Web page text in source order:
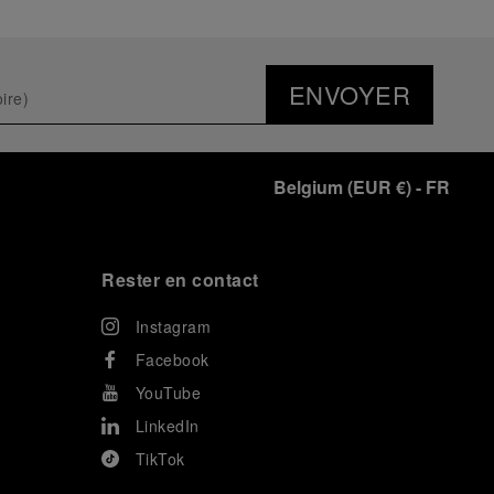
ENVOYER
Belgium (EUR €)- FR
Rester en contact
Instagram
Facebook
YouTube
LinkedIn
TikTok